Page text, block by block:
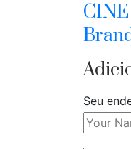
Seu